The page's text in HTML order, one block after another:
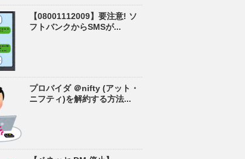
【08001112009】要注意! ソ
フトバンクからSMSが...
プロバイダ ＠nifty (アット・
ニフティ)を解約する方法...